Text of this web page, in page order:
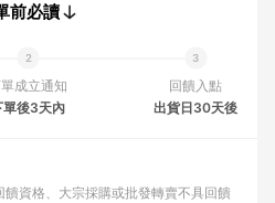
前必讀
成立通知
單後3天內
回饋入點
出貨日30天後
饋資格
大宗採購或批發轉賣不具回饋